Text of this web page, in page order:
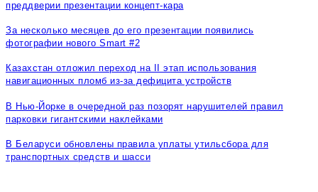
преддверии презентации концепт-кара
За несколько месяцев до его презентации появились
фотографии нового Smart #2
Казахстан отложил переход на II этап использования
навигационных пломб из-за дефицита устройств
В Нью-Йорке в очередной раз позорят нарушителей правил
парковки гигантскими наклейками
В Беларуси обновлены правила уплаты утильсбора для
транспортных средств и шасси